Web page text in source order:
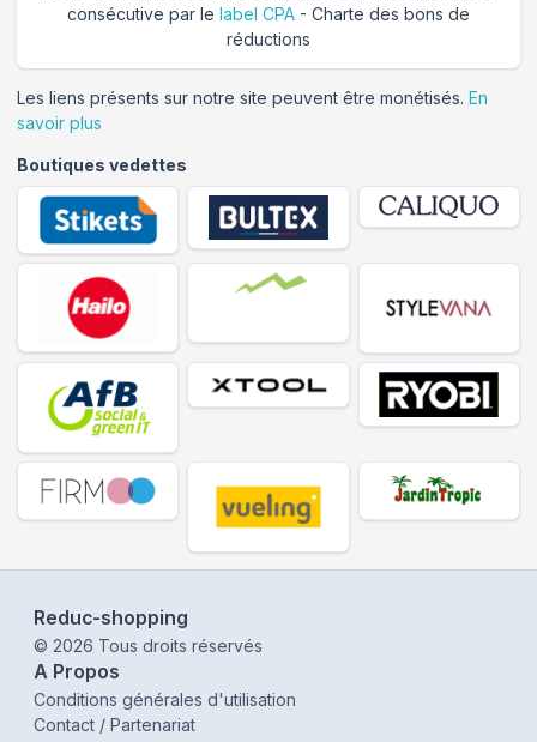
consécutive par le label CPA - Charte des bons de
réductions
Les liens présents sur notre site peuvent être monétisés. En
savoir plus
Boutiques vedettes
Reduc-shopping
© 2026 Tous droits réservés
A Propos
Conditions générales d'utilisation
Contact / Partenariat